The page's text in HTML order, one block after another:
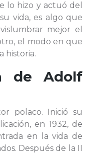
lo hizo y actuó del
vida, es algo que
mejor el
el modo en que
historia.
de Adolf
polaco. Inició su
en 1932, de
en la vida de
Después de la II